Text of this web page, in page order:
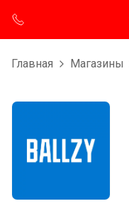
Главная Магазины